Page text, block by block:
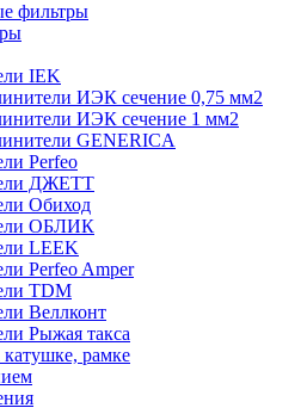
фильтры
IEK
ИЭК сечение 0,75 мм2
ИЭК сечение 1 мм2
GENERICA
Perfeo
ДЖЕТТ
Обиход
ОБЛИК
LEEK
Perfeo Amper
TDM
Веллконт
Рыжая такса
рамке